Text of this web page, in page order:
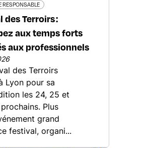
RESPONSABLE
des Terroirs :
aux temps forts
aux professionnels
des Terroirs
Lyon pour sa
les 24, 25 et
Plus
grand
festival, organi...